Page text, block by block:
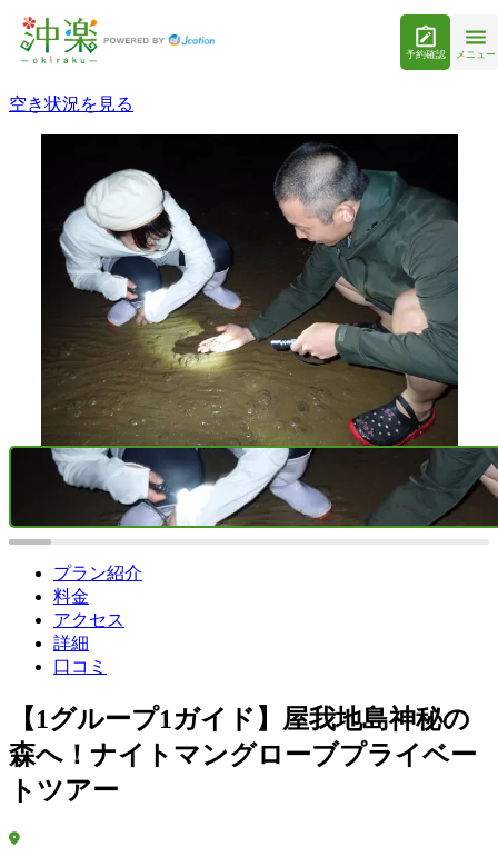
予約確認 メニュー
空き状況を見る
プラン紹介
料金
アクセス
詳細
口コミ
【1グループ1ガイド】屋我地島神秘の
森へ！ナイトマングローブプライベー
トツアー